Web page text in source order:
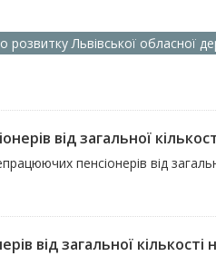
Львівської обласної
від загальної
пенсіонерів від
від загальної кількості